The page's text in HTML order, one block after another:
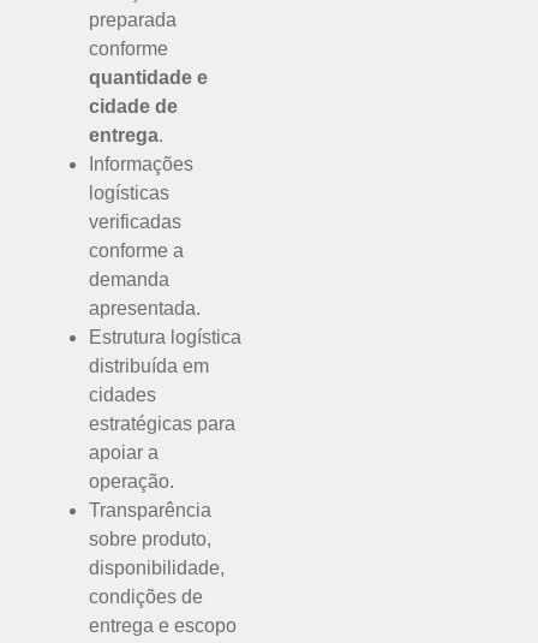
preparada
conforme
quantidade e
cidade de
entrega.
Informações
logísticas
verificadas
conforme a
demanda
apresentada.
Estrutura logística
distribuída em
cidades
estratégicas para
apoiar a
operação.
Transparência
sobre produto,
disponibilidade,
condições de
entrega e escopo